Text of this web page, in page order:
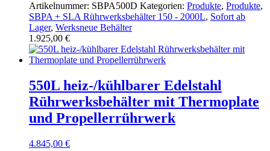
Artikelnummer: SBPA500D Kategorien: Produkte, Produkte,
SBPA + SLA Rührwerksbehälter 150 - 2000L, Sofort ab
Lager, Werksneue Behälter
1.925,00 €
550L heiz-/kühlbarer Edelstahl
Rührwerksbehälter mit Thermoplate
und Propellerrührwerk
4.845,00 €